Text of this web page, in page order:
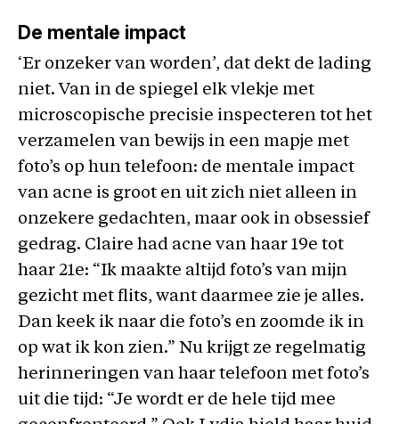
De mentale impact
‘Er onzeker van worden’, dat dekt de lading
niet. Van in de spiegel elk vlekje met
microscopische precisie inspecteren tot het
verzamelen van bewijs in een mapje met
foto’s op hun telefoon: de mentale impact
van acne is groot en uit zich niet alleen in
onzekere gedachten, maar ook in obsessief
gedrag. Claire had acne van haar 19e tot
haar 21e: “Ik maakte altijd foto’s van mijn
gezicht met flits, want daarmee zie je alles.
Dan keek ik naar die foto’s en zoomde ik in
op wat ik kon zien.” Nu krijgt ze regelmatig
herinneringen van haar telefoon met foto’s
uit die tijd: “Je wordt er de hele tijd mee